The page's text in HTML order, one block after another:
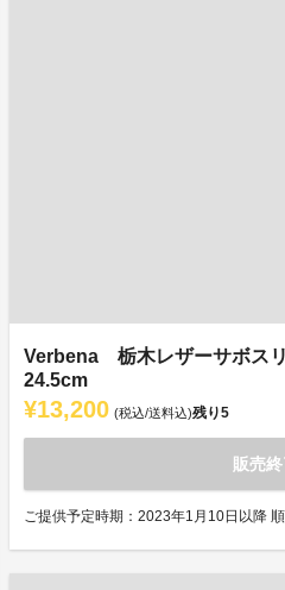
Verbena 栃木レザーサボス
24.5cm
¥13,200 (税込/送料込)残り5
販売終
ご提供予定時期：2023年1月10日以降